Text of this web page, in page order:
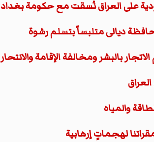
على العراق نُسقت مع حكومة بغداد
ديالى متلبساً بتسلم رشوة
بالبشر ومخالفة الإقامة والانتحار
والمياه
لهجماتٍ إرهابية